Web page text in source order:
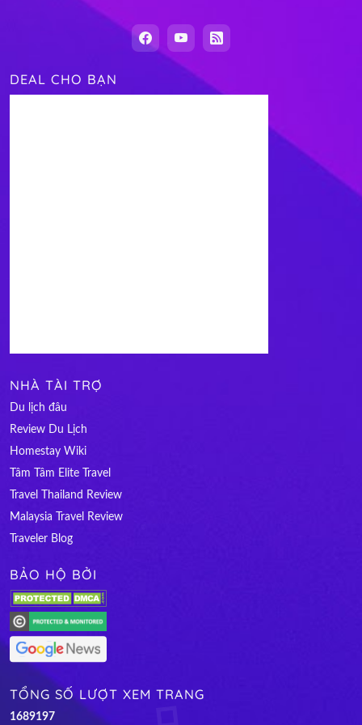
DEAL CHO BẠN
NHÀ TÀI TRỢ
Du lịch đâu
Review Du Lịch
Homestay Wiki
Tâm Tâm Elite Travel
Travel Thailand Review
Malaysia Travel Review
Traveler Blog
BẢO HỘ BỞI
TỔNG SỐ LƯỢT XEM TRANG
1689197